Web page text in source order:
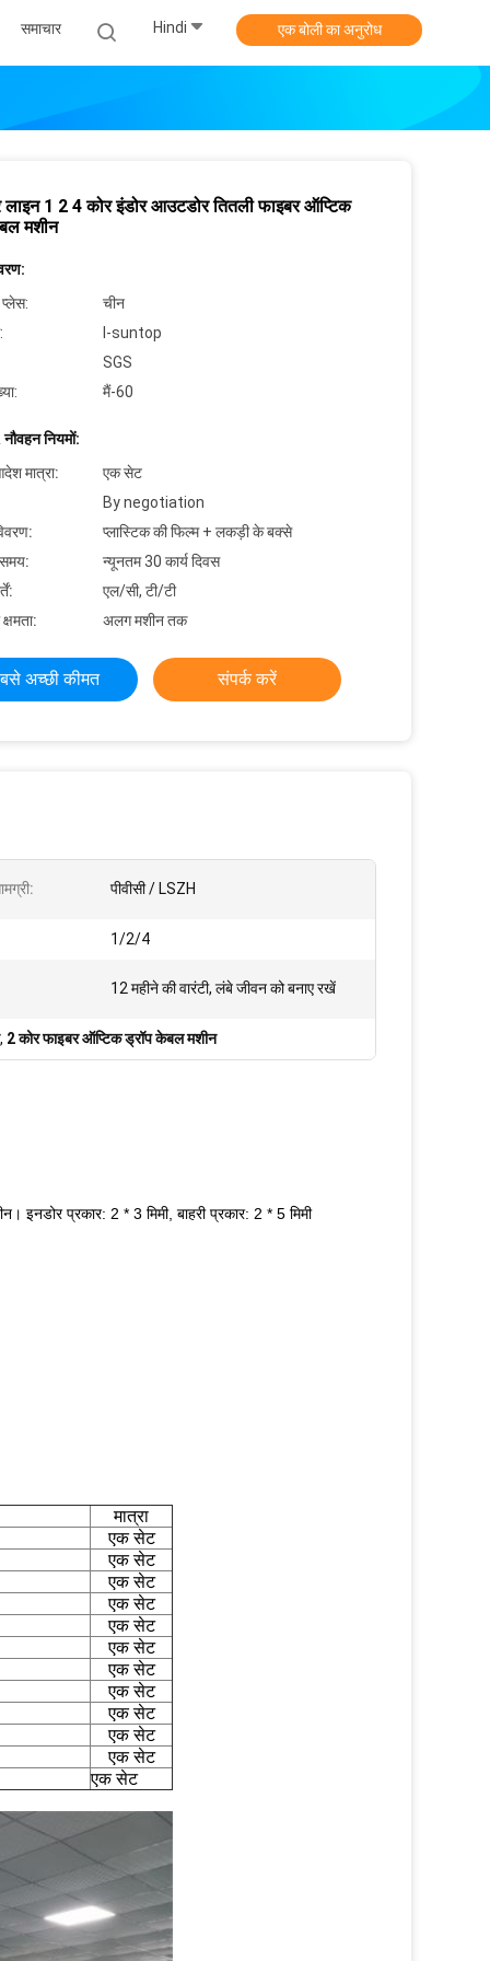
समाचार Hindi एक बोली का अनुरोध
लाइन 1 2 4 कोर इंडोर आउटडोर तितली फाइबर ऑप्टिक
मशीन
प्लेस:
चीन
I-suntop
SGS
मैं-60
नियमों:
मात्रा:
एक सेट
By negotiation
प्लास्टिक की फिल्म + लकड़ी के बक्से
न्यूनतम 30 कार्य दिवस
एल/सी, टी/टी
अलग मशीन तक
अच्छी कीमत संपर्क करें
पीवीसी / LSZH
1/2/4
12 महीने की वारंटी, लंबे जीवन को बनाए रखें
, 2 कोर फाइबर ऑप्टिक ड्रॉप केबल मशीन
इनडोर प्रकार: 2 * 3 मिमी, बाहरी प्रकार: 2 * 5 मिमी
मात्रा
एक सेट
एक सेट
एक सेट
एक सेट
एक सेट
एक सेट
एक सेट
एक सेट
एक सेट
एक सेट
एक सेट
एक सेट